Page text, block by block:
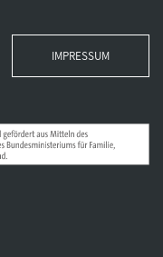
IMPRESSUM